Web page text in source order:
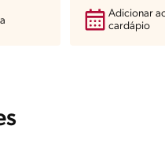
Adicionar
cardápio